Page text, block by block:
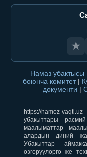
★
Намаз убактысы
боюнча комитет |
документи |
https://namoz-
убакыттары
маалыматтар
алардын диний
Убакыттар
өзгөрүүлөргө же